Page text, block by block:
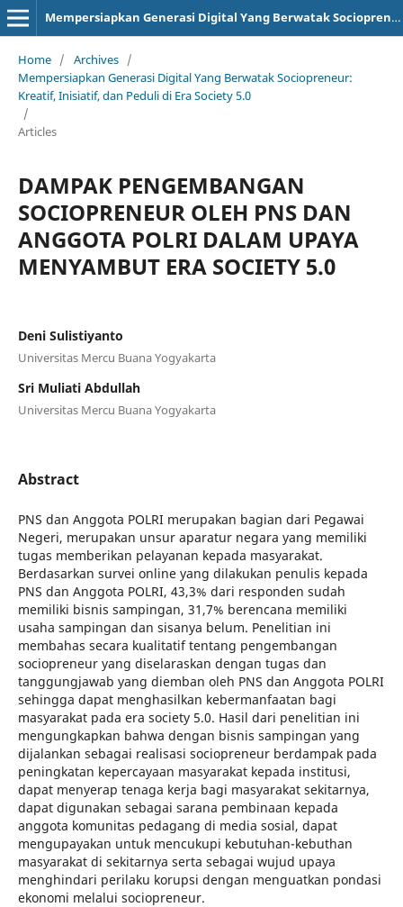
Mempersiapkan Generasi Digital Yang Berwatak Sociopreneur: Kreatif, Inisiatif, dan Peduli di Era Society 5.0
Home / Archives /
Mempersiapkan Generasi Digital Yang Berwatak Sociopreneur:
Kreatif, Inisiatif, dan Peduli di Era Society 5.0
/
Articles
DAMPAK PENGEMBANGAN
SOCIOPRENEUR OLEH PNS DAN
ANGGOTA POLRI DALAM UPAYA
MENYAMBUT ERA SOCIETY 5.0
Deni Sulistiyanto
Universitas Mercu Buana Yogyakarta
Sri Muliati Abdullah
Universitas Mercu Buana Yogyakarta
Abstract
PNS dan Anggota POLRI merupakan bagian dari Pegawai
Negeri, merupakan unsur aparatur negara yang memiliki
tugas memberikan pelayanan kepada masyarakat.
Berdasarkan survei online yang dilakukan penulis kepada
PNS dan Anggota POLRI, 43,3% dari responden sudah
memiliki bisnis sampingan, 31,7% berencana memiliki
usaha sampingan dan sisanya belum. Penelitian ini
membahas secara kualitatif tentang pengembangan
sociopreneur yang diselaraskan dengan tugas dan
tanggungjawab yang diemban oleh PNS dan Anggota POLRI
sehingga dapat menghasilkan kebermanfaatan bagi
masyarakat pada era society 5.0. Hasil dari penelitian ini
mengungkapkan bahwa dengan bisnis sampingan yang
dijalankan sebagai realisasi sociopreneur berdampak pada
peningkatan kepercayaan masyarakat kepada institusi,
dapat menyerap tenaga kerja bagi masyarakat sekitarnya,
dapat digunakan sebagai sarana pembinaan kepada
anggota komunitas pedagang di media sosial, dapat
mengupayakan untuk mencukupi kebutuhan-kebuthan
masyarakat di sekitarnya serta sebagai wujud upaya
menghindari perilaku korupsi dengan menguatkan pondasi
ekonomi melalui sociopreneur.